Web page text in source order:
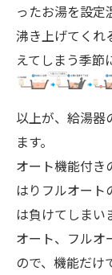
ったお湯を設定
沸き上げてくれ
えてしまう季節
以上が、給湯器
ます。
オート機能付き
はりフルオート
は負けてしまい
オート、フルオ
ので、機能だけ